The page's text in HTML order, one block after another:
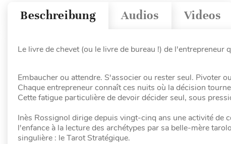
Videos
Audios
Beschreibung
Le livre de chevet (ou le livre de bureau !) de l'entrepreneur
Embaucher ou attendre. S'associer ou rester seul. Pivoter
Chaque entrepreneur connaît ces nuits où la décision
Cette fatigue particulière de devoir décider seul, sous
Inès Rossignol dirige depuis vingt-cinq ans une activité de
l'enfance à la lecture des archétypes par sa belle-mère
singulière : le Tarot Stratégique.